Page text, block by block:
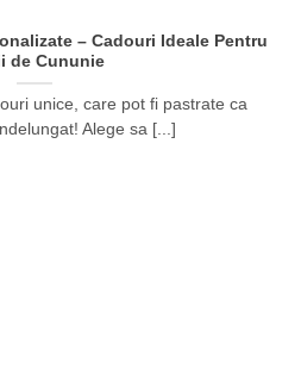
– Cadouri Ideale Pentru
de Cununie
unice, care pot fi pastrate ca
Alege sa [...]